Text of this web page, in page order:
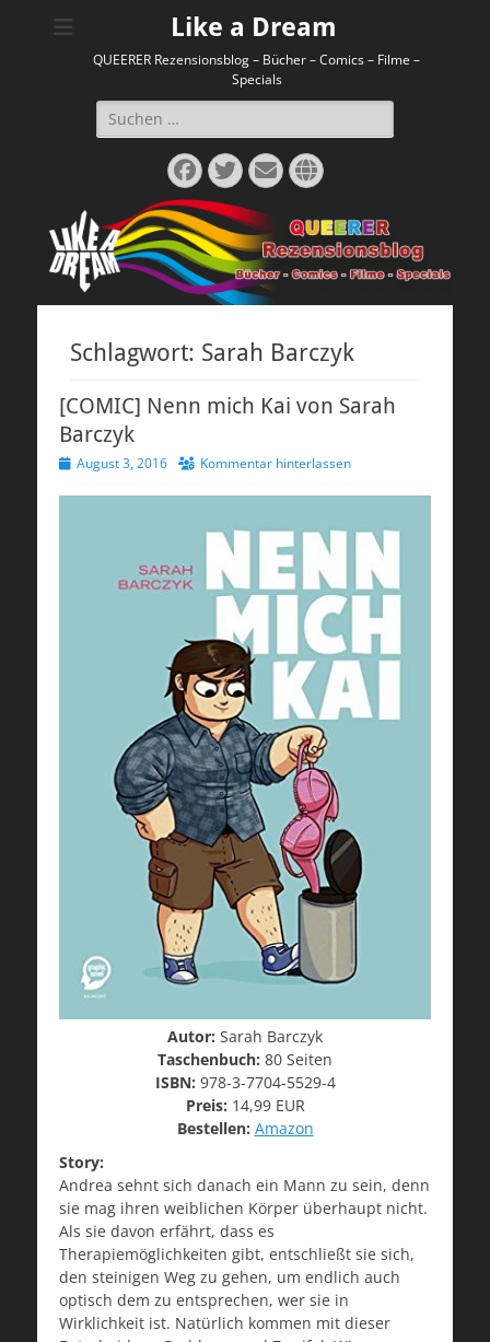
Like a Dream
QUEERER Rezensionsblog – Bücher – Comics – Filme –
Specials
Suchen
nach:
Facebook
Twitter
E-
Mail
Website
Schlagwort: Sarah Barczyk
[COMIC] Nenn mich Kai von Sarah
Barczyk
Veröffentlicht
August 3, 2016 Kommentar hinterlassen
Autor: Sarah Barczyk
Taschenbuch: 80 Seiten
ISBN: 978-3-7704-5529-4
Preis: 14,99 EUR
Bestellen: Amazon
Story:
Andrea sehnt sich danach ein Mann zu sein, denn
sie mag ihren weiblichen Körper überhaupt nicht.
Als sie davon erfährt, dass es
Therapiemöglichkeiten gibt, entschließt sie sich,
den steinigen Weg zu gehen, um endlich auch
optisch dem zu entsprechen, wer sie in
Wirklichkeit ist. Natürlich kommen mit dieser